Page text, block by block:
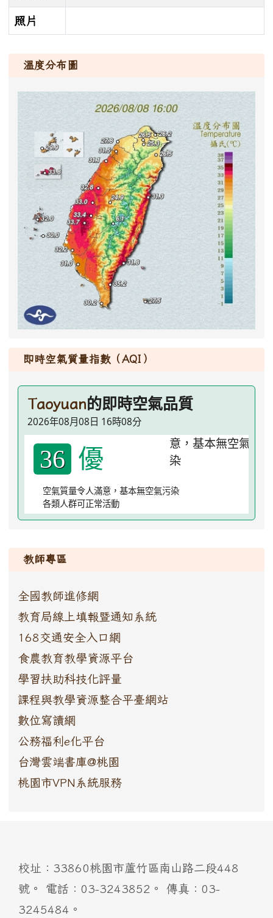
照片
溫度分布圖
即時空氣質量指數（AQI）
Taoyuan的即時空氣品質
2026年08月08日 16時08分
36 優
空氣質量令人滿意，基本無空氣污染
各類人群可正常活動
教師專區
全國教師進修網
教育局線上填報暨通知系統
168交通安全入口網
食農教育教學資源平台
學習扶助科技化評量
課程與教學資源整合平臺網站
數位寫讀網
公務福利e化平台
台灣雲端書庫@桃園
桃園市VPN系統服務
校址：33860桃園市蘆竹區南山路二段448
號。 電話：03-3243852。 傳真：03-
3245484。